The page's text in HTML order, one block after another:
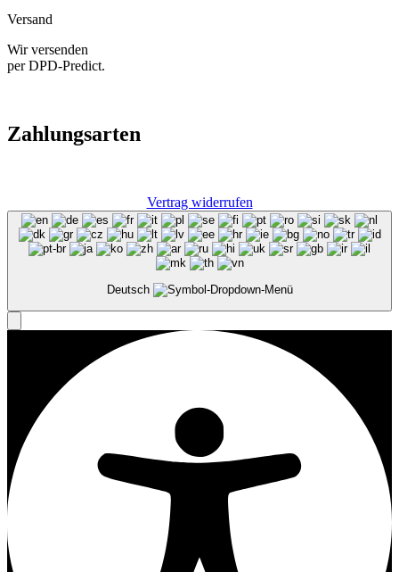
Versand
Wir versenden
per DPD-Predict.
Zahlungsarten
Vertrag widerrufen
Deutsch